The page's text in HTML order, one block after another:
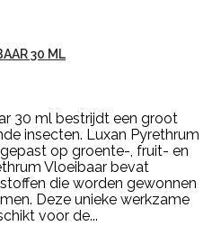
30 ML
30 ml bestrijdt een groot
insecten. Luxan Pyrethrum
op groente-, fruit- en
Vloeibaar bevat
die worden gewonnen
Deze unieke werkzame
voor de...